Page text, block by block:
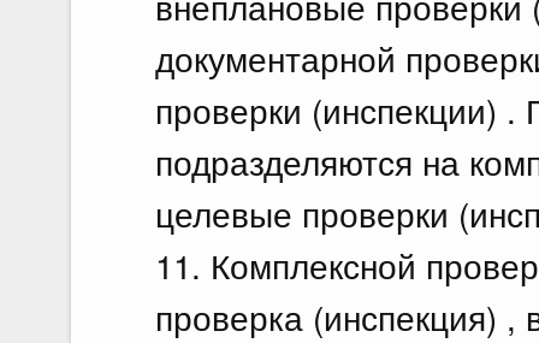
документарной
проверки (инспекции) .
подразделяются на
целевые проверки
11. Комплексной
проверка (инспекция)